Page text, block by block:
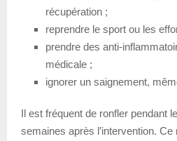
récupération ;
reprendre le sport ou les
prendre des anti-
médicale ;
ignorer un saignement,
Il est fréquent de ronfler pendant
semaines après l’intervention. Ce